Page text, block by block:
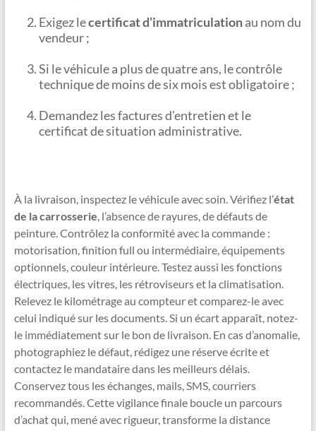
Exigez lecertificat d’immatriculationau nom du
vendeur ;
Si le véhicule a plus de quatre ans, le contrôle
technique de moins de six mois est obligatoire ;
Demandez les factures d’entretien et le
certificat de situation administrative.
À la livraison, inspectez le véhicule avec soin. Vérifiez l’état
de la carrosserie, l’absence de rayures, de défauts de
peinture. Contrôlez la conformité avec la commande :
motorisation, finition full ou intermédiaire, équipements
optionnels, couleur intérieure. Testez aussi les fonctions
électriques, les vitres, les rétroviseurs et la climatisation.
Relevez le kilométrage au compteur et comparez-le avec
celui indiqué sur les documents. Si un écart apparaît, notez-
le immédiatement sur le bon de livraison. En cas d’anomalie,
photographiez le défaut, rédigez une réserve écrite et
contactez le mandataire dans les meilleurs délais.
Conservez tous les échanges, mails, SMS, courriers
recommandés. Cette vigilance finale boucle un parcours
d’achat qui, mené avec rigueur, transforme la distance